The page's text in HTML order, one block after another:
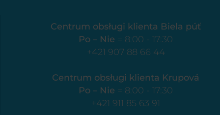
Centrum obsługi klienta Biela púť
Po – Nie = 8:00 - 17:30
+421 907 88 66 44
Centrum obsługi klienta Krupová
Po – Nie = 8:00 - 17:30
+421 911 85 63 91